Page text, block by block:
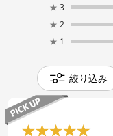
★ 3
★ 2
★ 1
絞り込み